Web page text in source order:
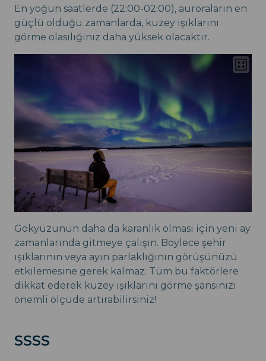
En yoğun saatlerde (22:00-02:00), auroraların en
güçlü olduğu zamanlarda, kuzey ışıklarını
görme olasılığınız daha yüksek olacaktır.
Gökyüzünün daha da karanlık olması için yeni ay
zamanlarında gitmeye çalışın. Böylece şehir
ışıklarının veya ayın parlaklığının görüşünüzü
etkilemesine gerek kalmaz. Tüm bu faktörlere
dikkat ederek kuzey ışıklarını görme şansınızı
önemli ölçüde artırabilirsiniz!
SSSS